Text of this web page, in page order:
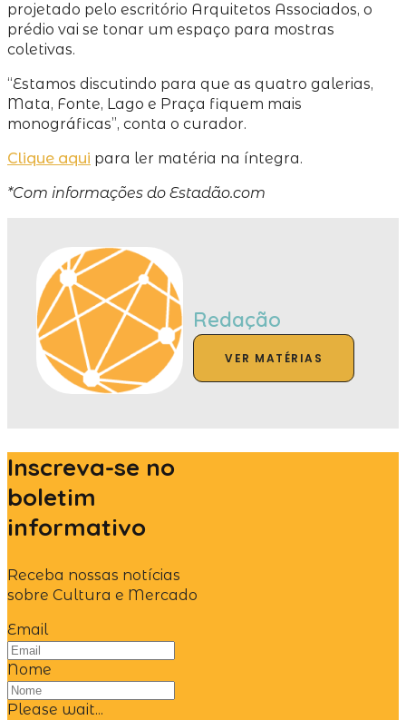
projetado pelo escritório Arquitetos Associados, o
prédio vai se tonar um espaço para mostras
coletivas.
“Estamos discutindo para que as quatro galerias,
Mata, Fonte, Lago e Praça fiquem mais
monográficas”, conta o curador.
Clique aqui para ler matéria na íntegra.
*Com informações do Estadão.com
Redação
VER MATÉRIAS
Inscreva-se no
boletim
informativo
Receba nossas notícias
sobre Cultura e Mercado
Email
Nome
Please wait...